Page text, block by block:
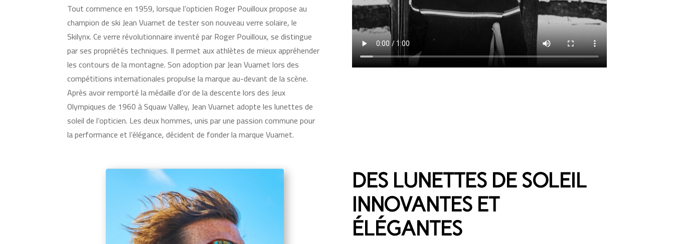
Tout commence en 1959, lorsque l’opticien Roger Pouilloux propose au
champion de ski Jean Vuarnet de tester son nouveau verre solaire, le
Skilynx. Ce verre révolutionnaire inventé par Roger Pouilloux, se distingue
par ses propriétés techniques. Il permet aux athlètes de mieux appréhender
les contours de la montagne. Son adoption par Jean Vuarnet lors des
compétitions internationales propulse la marque au-devant de la scène.
Après avoir remporté la médaille d’or de la descente lors des Jeux
Olympiques de 1960 à Squaw Valley, Jean Vuarnet adopte les lunettes de
soleil de l’opticien. Les deux hommes, unis par une passion commune pour
la performance et l’élégance, décident de fonder la marque Vuarnet.
DES LUNETTES DE SOLEIL
INNOVANTES ET
ÉLÉGANTES